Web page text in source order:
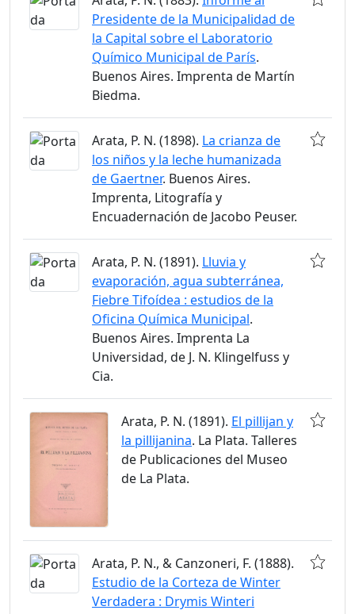
Presidente de la Municipalidad de
la Capital sobre el Laboratorio
Químico Municipal de París.
Buenos Aires. Imprenta de Martín
Biedma.
Arata, P. N. (1898). La crianza de
los niños y la leche humanizada
de Gaertner. Buenos Aires.
Imprenta, Litografía y
Encuadernación de Jacobo Peuser.
Arata, P. N. (1891). Lluvia y
evaporación, agua subterránea,
Fiebre Tifoídea : estudios de la
Oficina Química Municipal.
Buenos Aires. Imprenta La
Universidad, de J. N. Klingelfuss y
Cia.
Arata, P. N. (1891). El pillijan y
la pillijanina. La Plata. Talleres
de Publicaciones del Museo
de La Plata.
Arata, P. N., & Canzoneri, F. (1888).
Estudio de la Corteza de Winter
Verdadera : Drymis Winteri